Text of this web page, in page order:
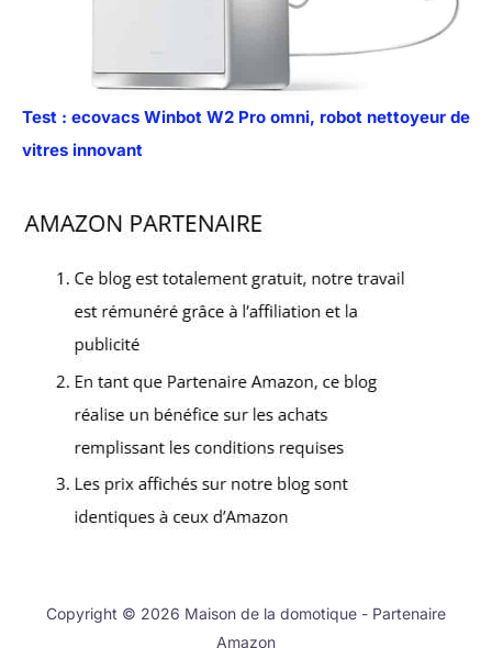
Test : ecovacs Winbot W2 Pro omni, robot nettoyeur de
vitres innovant
Copyright © 2026 Maison de la domotique - Partenaire
Amazon